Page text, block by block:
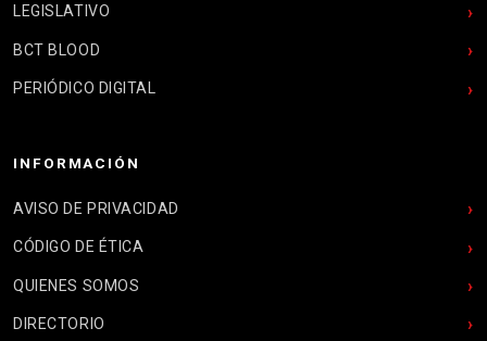
LEGISLATIVO
BCT BLOOD
PERIÓDICO DIGITAL
INFORMACIÓN
AVISO DE PRIVACIDAD
CÓDIGO DE ÉTICA
QUIENES SOMOS
DIRECTORIO